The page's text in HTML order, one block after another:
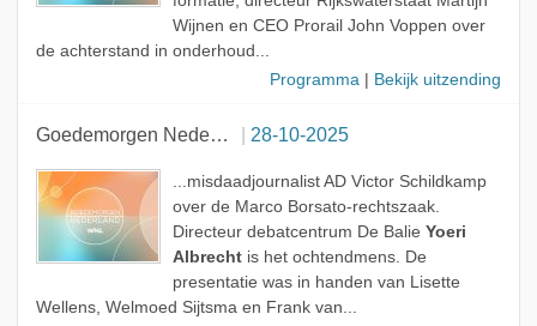
Wijnen en CEO Prorail John Voppen over
de achterstand in onderhoud...
Programma
Bekijk uitzending
Goedemorgen Nederland 28-10-2025
...misdaadjournalist AD Victor Schildkamp
over de Marco Borsato-rechtszaak.
Directeur debatcentrum De Balie Yoeri
Albrechtis het ochtendmens. De
presentatie was in handen van Lisette
Wellens, Welmoed Sijtsma en Frank van...